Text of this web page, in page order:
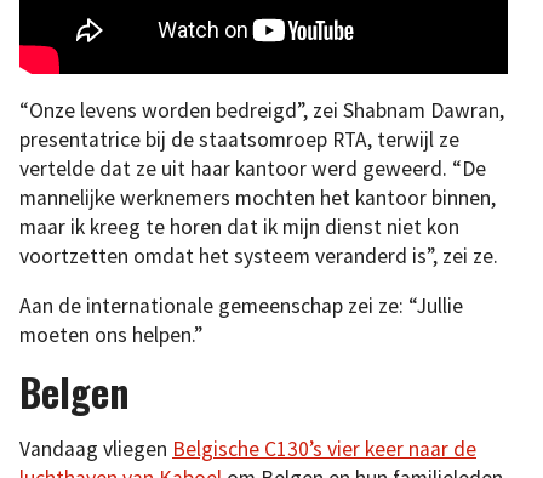
“Onze levens worden bedreigd”, zei Shabnam Dawran,
presentatrice bij de staatsomroep RTA, terwijl ze
vertelde dat ze uit haar kantoor werd geweerd. “De
mannelijke werknemers mochten het kantoor binnen,
maar ik kreeg te horen dat ik mijn dienst niet kon
voortzetten omdat het systeem veranderd is”, zei ze.
Aan de internationale gemeenschap zei ze: “Jullie
moeten ons helpen.”
Belgen
Vandaag vliegen Belgische C130’s vier keer naar de